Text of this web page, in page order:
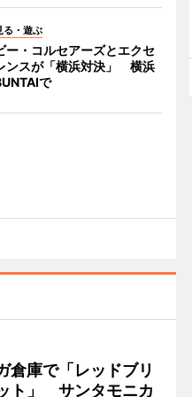
る・遊ぶ
ー・コルセアーズとエクセ
ンスが「横浜対決」 横浜
で
倉庫で「レッドブリ
ト」 サンタモニカ